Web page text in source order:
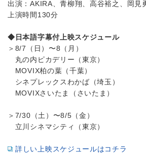
出演：AKIRA、青柳翔、高谷裕之、岡見
上演時間130分
◆日本語字幕付上映スケジュール
＞8/7（日）〜8（月）
丸の内ピカデリー（東京）
MOVIX柏の葉（千葉）
シネプレックスわかば（埼玉）
MOVIXさいたま（さいたま）
＞7/30（土）〜8/5（金）
立川シネマシティ（東京）
詳しい上映スケジュールはコチラ